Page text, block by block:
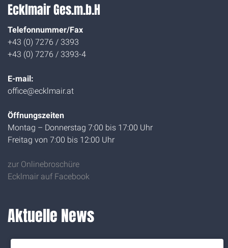
Ecklmair Ges.m.b.H
Telefonnummer/Fax
+43 (0) 7276 / 3393
+43 (0) 7276 / 3393-4
E-mail:
office@ecklmair.at
Öffnungszeiten
Montag – Donnerstag 7:00 bis 17:00 Uhr
Freitag von 7:00 bis 12:00 Uhr
zur Onlinebroschüre
Ecklmair auf Facebook
Aktuelle News